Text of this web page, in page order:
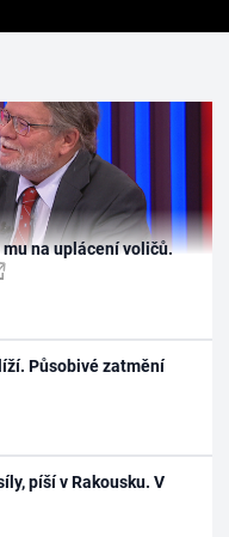
na uplácení voličů.
Působivé zatmění
píší v Rakousku. V